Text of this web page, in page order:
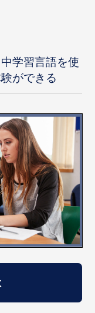
学習言語を使
ができる